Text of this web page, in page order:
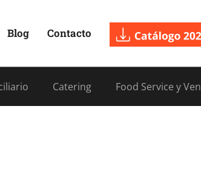
Blog Contacto
Catering Food Service y